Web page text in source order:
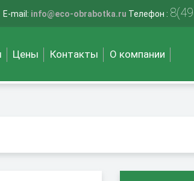
E-mail: info@eco-obrabotka.ru Телефон :
Цены Контакты О компании